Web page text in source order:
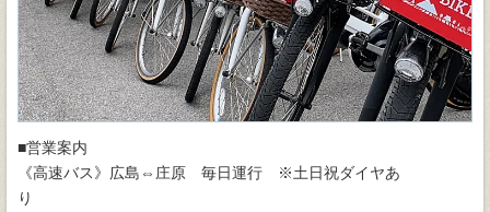
■営業案内
《高速バス》広島⇔庄原 毎日運行 ※土日祝ダイヤあ